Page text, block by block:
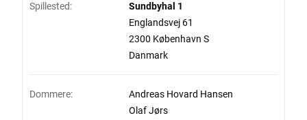
Spillested:
Sundbyhal 1
Englandsvej 61
2300 København S
Danmark
Dommere:
Andreas Hovard Hansen
Olaf Jørs